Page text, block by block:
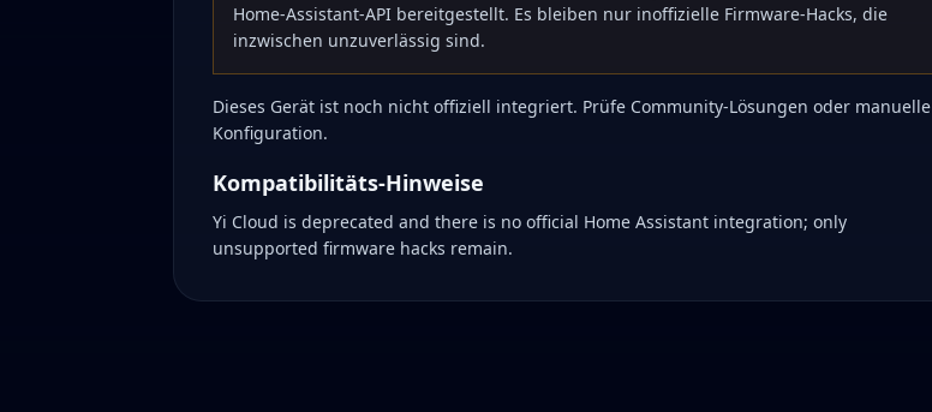
Home-Assistant-API bereitgestellt. Es bleiben nur inoffizielle Firmware-Hacks, die
inzwischen unzuverlässig sind.
Dieses Gerät ist noch nicht offiziell integriert. Prüfe Community-Lösungen oder manuelle
Konfiguration.
Kompatibilitäts-Hinweise
Yi Cloud is deprecated and there is no official Home Assistant integration; only
unsupported firmware hacks remain.